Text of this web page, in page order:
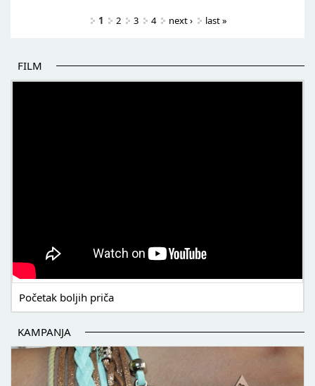
1 2 3 4 next › last »
FILM
Početak boljih priča
KAMPANJA